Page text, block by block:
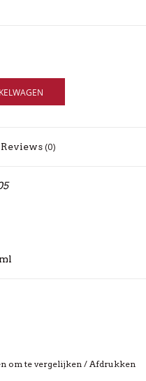
Reviews (0)
om te vergelijken / Afdrukken